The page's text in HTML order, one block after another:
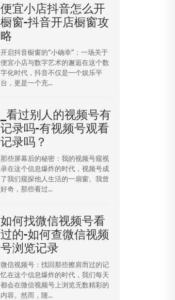
便宜小店抖音怎么开
橱窗-抖音开店橱窗攻
略
开启抖音橱窗的“小确幸”：一场关于
便宜小店与数字艺术的邂逅在这个数
字化时代，抖音不仅是一个娱乐平
台，更是一个充...
_看过别人的视频号有
记录吗-有视频号观看
记录吗？
那些屏幕后的秘密：我的视频号窥视
录在这个信息爆炸的时代，视频号成
了我们窥探他人生活的一扇窗。我曾
好奇，那些看过...
如何找微信视频号看
过的-如何查微信视频
号浏览记录
微信视频号：找回那些擦肩而过的记
忆在这个信息爆炸的时代，我们每天
都会在微信视频号上浏览无数精彩的
内容。然而，随...